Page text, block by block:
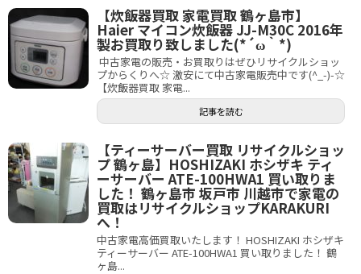
【炊飯器買取 家電買取 鶴ヶ島市】
Haier マイコン炊飯器 JJ-M30C 2016年
製お買取り致しました(*´ω｀*)
中古家電の販売・お買取りはぜひリサイクルショッ
プからくりへ☆ 激安にて中古家電販売中です(^_-)-☆
【炊飯器買取 家電...
記事を読む
【ティーサーバー買取 リサイクルショッ
プ 鶴ヶ島】HOSHIZAKI ホシザキ ティ
ーサーバー ATE-100HWA1 買い取りま
した！ 鶴ヶ島市 坂戸市 川越市で家電の
買取はリサイクルショップKARAKURI
へ！
中古家電高価買取いたします！ HOSHIZAKI ホシザキ
ティーサーバー ATE-100HWA1 買い取りました！ 鶴
ヶ島...